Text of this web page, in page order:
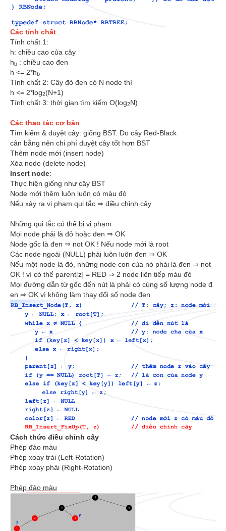
Các tính chất:
Tính chất 1:
h: chiều cao của cây
hb : chiều cao đen
h <= 2*hb
Tính chất 2: Cây đỏ đen có N node thì
h <= 2*log2(N+1)
Tính chất 3: thời gian tìm kiếm O(log2N)
Các thao tác cơ bản:
Tìm kiếm & duyệt cây: giống BST. Do cây Red-Black
cân bằng nên chi phí duyệt cây tốt hơn BST
Thêm node mới (insert node)
Xóa node (delete node)
Insert node:
Thực hiện giống như cây BST
Node mới thêm luôn luôn có màu đỏ
Nếu xảy ra vi phạm qui tắc ⇒ điều chỉnh cây
Những qui tắc có thể bị vi phạm
Mọi node phải là đỏ hoặc đen ⇒ OK
Node gốc là đen ⇒ not OK ! Nếu node mới là root
Các node ngoài (NULL) phải luôn luôn đen ⇒ OK
Nếu một node là đỏ, những node con của nó phải là đen ⇒ not
OK ! vì có thể parent[z] = RED ⇒ 2 node liên tiếp màu đỏ
Mọi đường dẫn từ gốc đến nút lá phải có cùng số lượng node đ
en ⇒ OK vì không làm thay đổi số node đen
Cách thức điều chỉnh cây
Phép đảo màu
Phép xoay trái (Left-Rotation)
Phép xoay phải (Right-Rotation)
Phép đảo màu